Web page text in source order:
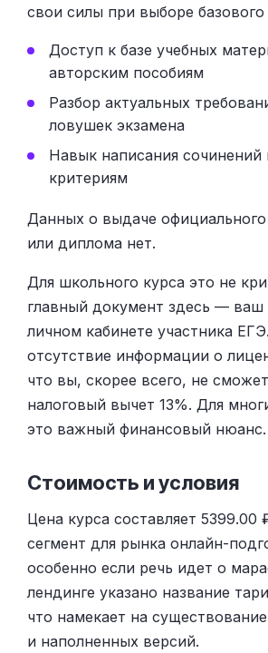
свои силы при выборе базового
Доступ к базе учебных
авторским пособиям
Разбор актуальных
ловушек экзамена
Навык написания сочинений
критериям
Данных о выдаче официального
или диплома нет.
Для школьного курса это не
главный документ здесь — ваш
личном кабинете участника
отсутствие информации о
что вы, скорее всего, не
налоговый вычет 13%. Для
это важный финансовый нюанс.
Стоимость и условия
Цена курса составляет 5399.00
сегмент для рынка онлайн-
особенно если речь идет о
лендинге указано название
что намекает на
и наполненных версий.